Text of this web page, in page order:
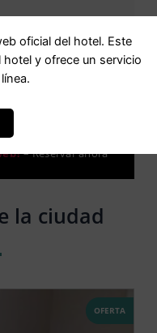
servicio de Booking
–Reservar ahora
la ciudad
OFERTA
oficial del hotel. Este
y ofrece un servicio